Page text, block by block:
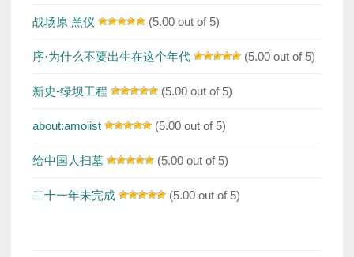
战场原 黑仪 (5.00 out of 5)
序·为什么不要出生在这个年代 (5.00 out of 5)
新史-绿坝工程 (5.00 out of 5)
about:amoiist (5.00 out of 5)
给中国人扫墓 (5.00 out of 5)
二十一年未完成 (5.00 out of 5)